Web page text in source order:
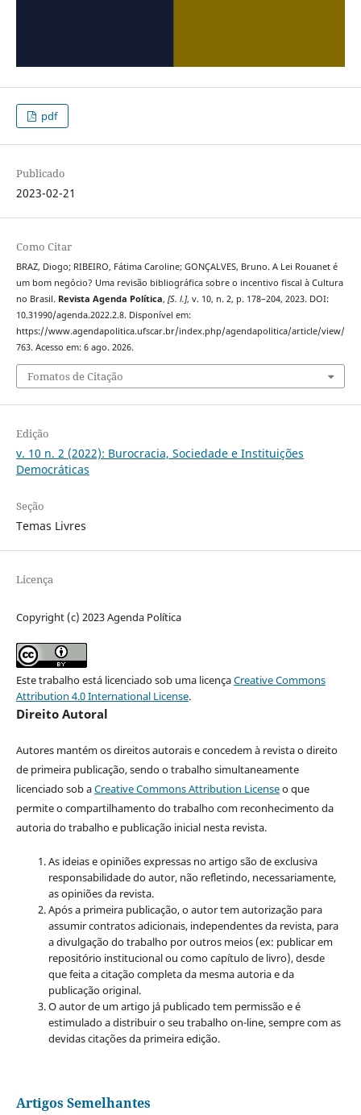
pdf
Publicado
2023-02-21
Como Citar
BRAZ, Diogo; RIBEIRO, Fátima Caroline; GONÇALVES, Bruno. A Lei Rouanet é
um bom negócio? Uma revisão bibliográfica sobre o incentivo fiscal à Cultura
no Brasil. Revista Agenda Política, [S. l.], v. 10, n. 2, p. 178–204, 2023. DOI:
10.31990/agenda.2022.2.8. Disponível em:
https://www.agendapolitica.ufscar.br/index.php/agendapolitica/article/view/
763. Acesso em: 6 ago. 2026.
Fomatos de Citação
Edição
v. 10 n. 2 (2022): Burocracia, Sociedade e Instituições
Democráticas
Seção
Temas Livres
Licença
Copyright (c) 2023 Agenda Política
Este trabalho está licenciado sob uma licençaCreative Commons
Attribution 4.0 International License.
Direito Autoral
Autores mantém os direitos autorais e concedem à revista o direito
de primeira publicação, sendo o trabalho simultaneamente
licenciado sob aCreative Commons Attribution Licenseo que
permite o compartilhamento do trabalho com reconhecimento da
autoria do trabalho e publicação inicial nesta revista.
As ideias e opiniões expressas no artigo são de exclusiva
responsabilidade do autor, não refletindo, necessariamente,
as opiniões da revista.
Após a primeira publicação, o autor tem autorização para
assumir contratos adicionais, independentes da revista, para
a divulgação do trabalho por outros meios (ex: publicar em
repositório institucional ou como capítulo de livro), desde
que feita a citação completa da mesma autoria e da
publicação original.
O autor de um artigo já publicado tem permissão e é
estimulado a distribuir o seu trabalho on-line, sempre com as
devidas citações da primeira edição.
Artigos Semelhantes